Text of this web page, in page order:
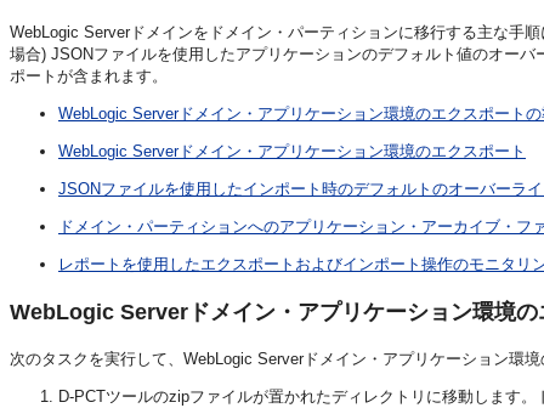
WebLogic Serverドメインをドメイン・パーティションに移行する主な手
場合) JSONファイルを使用したアプリケーションのデフォルト値のオー
ポートが含まれます。
WebLogic Serverドメイン・アプリケーション環境のエクスポート
WebLogic Serverドメイン・アプリケーション環境のエクスポート
JSONファイルを使用したインポート時のデフォルトのオーバーラ
ドメイン・パーティションへのアプリケーション・アーカイブ・フ
レポートを使用したエクスポートおよびインポート操作のモニタリ
WebLogic Serverドメイン・アプリケーション環境の
次のタスクを実行して、WebLogic Serverドメイン・アプリケーション環
D-PCTツールのzipファイルが置かれたディレクトリに移動します